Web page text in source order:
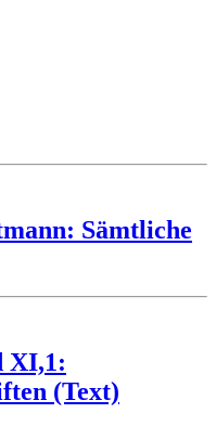
Sämtliche
XI,1:
(Text)